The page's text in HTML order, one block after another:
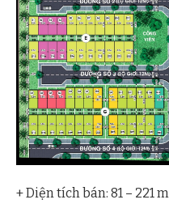
+ Diện tích bán: 81 – 221